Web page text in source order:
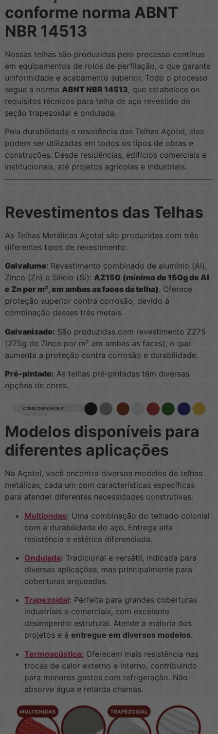
conforme norma ABNT
NBR 14513
Nossas telhas são produzidas pelo processo contínuo
em equipamentos de rolos de perfilação, o que garante
uniformidade e acabamento superior. Todo o processo
segue a norma ABNT NBR 14513, que estabelece os
requisitos técnicos para telha de aço revestido de
seção trapezoidal e ondulada.
Pela durabilidade e resistência das Telhas Açotel, elas
podem ser utilizadas em todos os tipos de obras e
construções. Desde residências, edifícios comerciais e
institucionais, até projetos agrícolas e industriais.
Revestimentos das Telhas
As Telhas Metálicas Açotel são produzidas com três
diferentes tipos de revestimento:
Galvalume: Revestimento combinado de alumínio (Al),
Zinco (Zn) e Silício (Si): AZ150 (mínimo de 150g de Al
e Zn por m², em ambas as faces da telha). Oferece
proteção superior contra corrosão, devido à
combinação desses três metais.
Galvanizado: São produzidas com revestimento Z275
(275g de Zinco por m² em ambas as faces), o que
aumenta a proteção contra corrosão e durabilidade.
Pré-pintado: As telhas pré-pintadas têm diversas
opções de cores.
Modelos disponíveis para
diferentes aplicações
Na Açotel, você encontra diversos modelos de telhas
metálicas, cada um com características específicas
para atender diferentes necessidades construtivas:
Multiondas: Uma combinação do telhado colonial
com a durabilidade do aço. Entrega alta
resistência e estética diferenciada.
Ondulada: Tradicional e versátil, indicada para
diversas aplicações, mas principalmente para
coberturas arqueadas.
Trapezoidal: Perfeita para grandes coberturas
industriais e comerciais, com excelente
desempenho estrutural. Atende a maioria dos
projetos e é entregue em diversos modelos.
Termoacústica: Oferecem mais resistência nas
trocas de calor externo e interno, contribuindo
para menores gastos com refrigeração. Não
absorve água e retarda chamas.